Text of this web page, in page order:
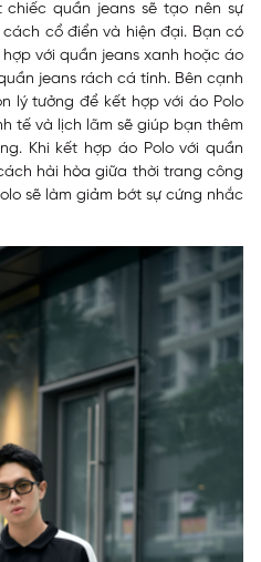
chiếc quần jeans sẽ tạo nên sự
cổ điển và hiện đại. Bạn có
với quần jeans xanh hoặc áo
jeans rách cá tính. Bên cạnh
lý tưởng để kết hợp với áo Polo
tế và lịch lãm sẽ giúp bạn thêm
Khi kết hợp áo Polo với quần
hài hòa giữa thời trang công
sẽ làm giảm bớt sự cứng nhắc